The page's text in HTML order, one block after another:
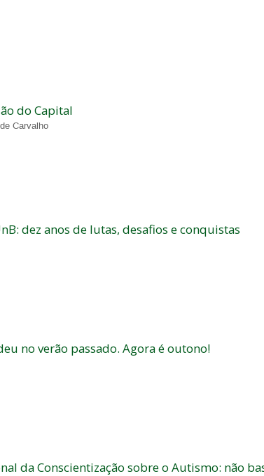
do Capital
Carvalho
dez anos de lutas, desafios e conquistas
no verão passado. Agora é outono!
da Conscientização sobre o Autismo: não